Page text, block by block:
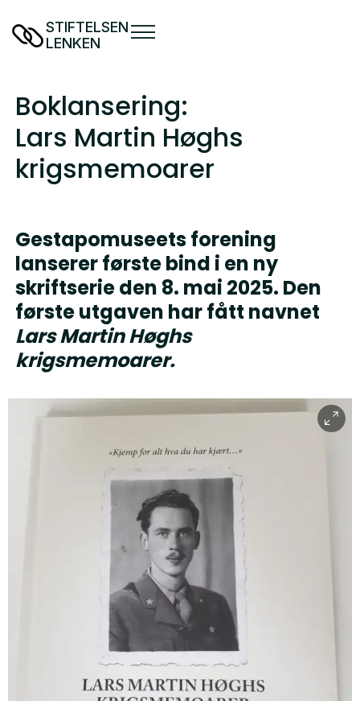
STIFTELSEN
LENKEN
Boklansering:
Lars Martin Høghs
krigsmemoarer
Gestapomuseets forening
lanserer første bind i en ny
skriftserie den 8. mai 2025. Den
første utgaven har fått navnet
Lars Martin Høghs
krigsmemoarer.